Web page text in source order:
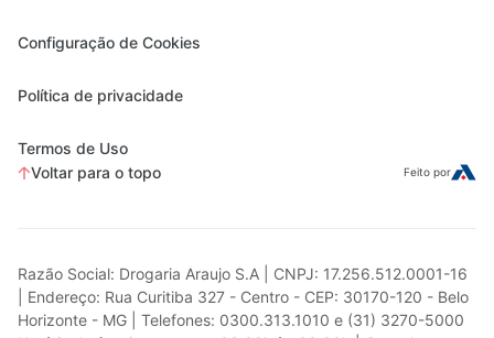
Configuração de Cookies
Política de privacidade
Termos de Uso
Voltar para o topo
Feito por
Razão Social: Drogaria Araujo S.A | CNPJ: 17.256.512.0001-16
| Endereço: Rua Curitiba 327 - Centro - CEP: 30170-120 - Belo
Horizonte - MG | Telefones: 0300.313.1010 e (31) 3270-5000